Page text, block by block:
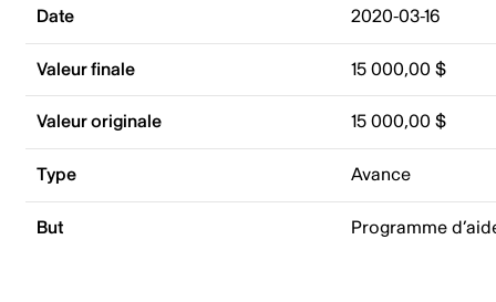
Date 2020-03-16
Valeur finale 15 000,00 $
Valeur originale 15 000,00 $
Type Avance
But Programme